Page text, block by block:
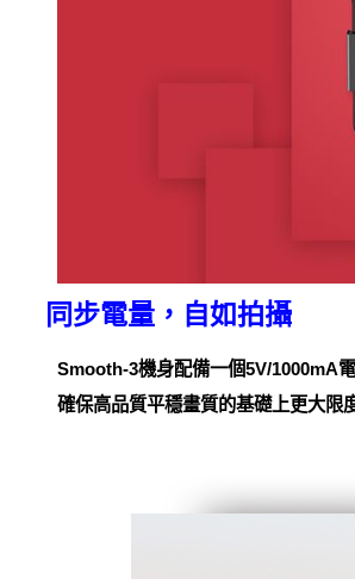
同步電量，自如拍攝
Smooth-3機身配備一個5V/1000mA
確保高品質平穩畫質的基礎上更大限